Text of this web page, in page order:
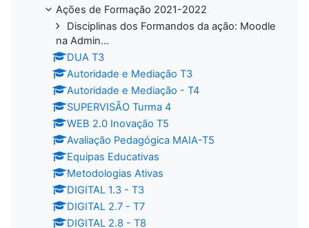
Ações de Formação 2021-2022
Disciplinas dos Formandos da ação: Moodle
na Admin...
DUA T3
Autoridade e Mediação T3
Autoridade e Mediação - T4
SUPERVISÃO Turma 4
WEB 2.0 Inovação T5
Avaliação Pedagógica MAIA-T5
Equipas Educativas
Metodologias Ativas
DIGITAL 1.3 - T3
DIGITAL 2.7 - T7
DIGITAL 2.8 - T8